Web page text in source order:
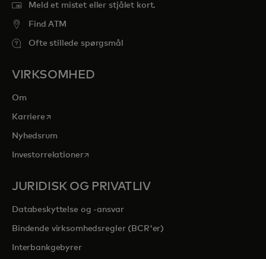
Meld et mistet eller stjålet kort.
Find ATM
Ofte stillede spørgsmål
VIRKSOMHED
Om
Karriereopens in a new tab
Nyhedsrum
Investorrelationeropens in a new tab
JURIDISK OG PRIVATLIV
Databeskyttelse og -ansvar
Bindende virksomhedsregler (BCR'er)
Interbankgebyrer